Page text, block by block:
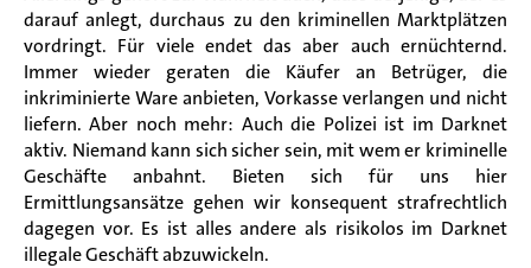
darauf anlegt, durchaus zu den kriminellen Marktplätzen
vordringt. Für viele endet das aber auch ernüchternd.
Immer wieder geraten die Käufer an Betrüger, die
inkriminierte Ware anbieten, Vorkasse verlangen und nicht
liefern. Aber noch mehr: Auch die Polizei ist im Darknet
aktiv. Niemand kann sich sicher sein, mit wem er kriminelle
Geschäfte anbahnt. Bieten sich für uns hier
Ermittlungsansätze gehen wir konsequent strafrechtlich
dagegen vor. Es ist alles andere als risikolos im Darknet
illegale Geschäft abzuwickeln.